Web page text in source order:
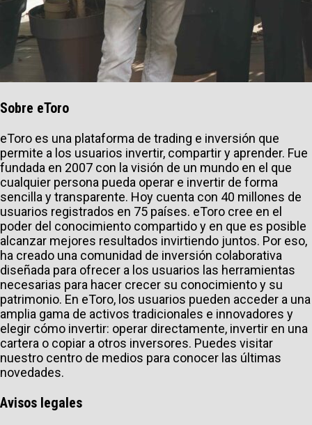
Sobre eToro
eToro es una plataforma de trading e inversión que
permite a los usuarios invertir, compartir y aprender. Fue
fundada en 2007 con la visión de un mundo en el que
cualquier persona pueda operar e invertir de forma
sencilla y transparente. Hoy cuenta con 40 millones de
usuarios registrados en 75 países. eToro cree en el
poder del conocimiento compartido y en que es posible
alcanzar mejores resultados invirtiendo juntos. Por eso,
ha creado una comunidad de inversión colaborativa
diseñada para ofrecer a los usuarios las herramientas
necesarias para hacer crecer su conocimiento y su
patrimonio. En eToro, los usuarios pueden acceder a una
amplia gama de activos tradicionales e innovadores y
elegir cómo invertir: operar directamente, invertir en una
cartera o copiar a otros inversores. Puedes visitar
nuestro centro de medios para conocer las últimas
novedades.
Avisos legales